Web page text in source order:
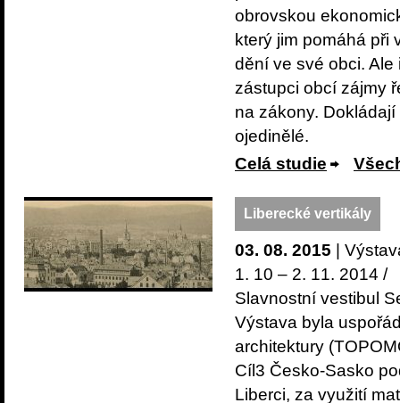
obrovskou
který jim pomáhá při
dění ve své obci.
zástupci obcí zájmy
na zákony.
ojedinělé.
Celá studie
Liberecké vertikály
03. 08. 2015 |
1. 10 – 2. 11. 2014 /
Slavnostní vestibul
Výstava byla
architektury
Cíl3 Česko-Sasko
Liberci, za využití